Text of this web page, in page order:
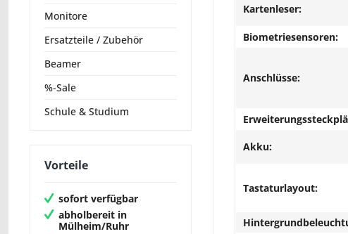
Monitore
Ersatzteile / Zubehör
Beamer
%-Sale
Schule & Studium
Vorteile
sofort verfügbar
abholbereit in
Mülheim/Ruhr
Kartenleser:
Biometriesensoren:
Anschlüsse:
Akku:
Tastaturlayout: